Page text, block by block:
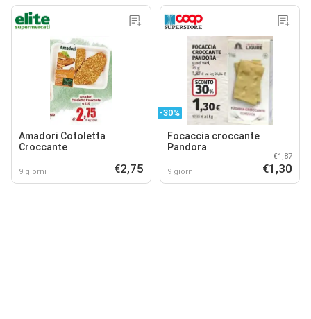
Amadori Cotoletta
Croccante
9 giorni €2,75
-30%
Focaccia croccante
Pandora
9 giorni
€1,87
€1,30